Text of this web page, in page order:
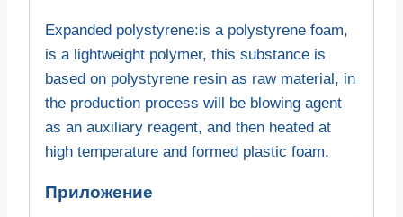
Expanded polystyrene:is a polystyrene foam,
is a lightweight polymer, this substance is
based on polystyrene resin as raw material, in
the production process will be blowing agent
as an auxiliary reagent, and then heated at
high temperature and formed plastic foam.
Приложение